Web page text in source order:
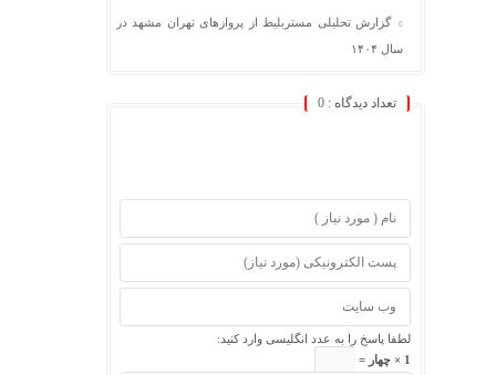
گزارش تحلیلی مستربلیط از پروازهای تهران مشهد در
سال ۱۴۰۴
تعداد دیدگاه : 0
لطفا پاسخ را به عدد انگلیسی وارد کنید:
1 × چهار =